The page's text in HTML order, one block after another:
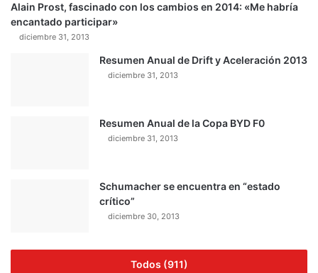
Alain Prost, fascinado con los cambios en 2014: «Me habría
encantado participar»
diciembre 31, 2013
Resumen Anual de Drift y Aceleración 2013
diciembre 31, 2013
Resumen Anual de la Copa BYD F0
diciembre 31, 2013
Schumacher se encuentra en “estado
crítico”
diciembre 30, 2013
Todos (911)